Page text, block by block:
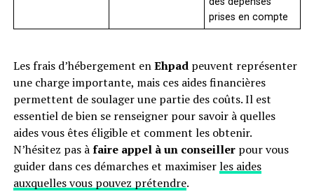
prises en compte
Les frais d’hébergement enEhpadpeuvent représenter
une charge importante, mais ces aides financières
permettent de soulager une partie des coûts. Il est
essentiel de bien se renseigner pour savoir à quelles
aides vous êtes éligible et comment les obtenir.
N’hésitez pas àfaire appel à un conseillerpour vous
guider dans ces démarches et maximiserles aides
auxquelles vous pouvez prétendre.